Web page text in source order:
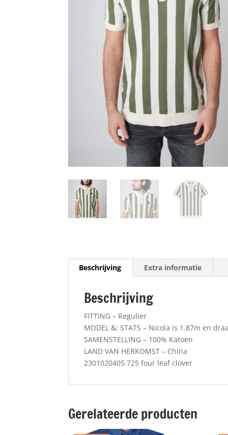
Beschrijving Extra informatie
Beschrijving
FITTING – Regulier
MODEL &; STATS – Nicola is 1.87m en
SAMENSTELLING – 100% Katoen
LAND VAN HERKOMST – China
2301020405 725 four leaf clover
Gerelateerde producten